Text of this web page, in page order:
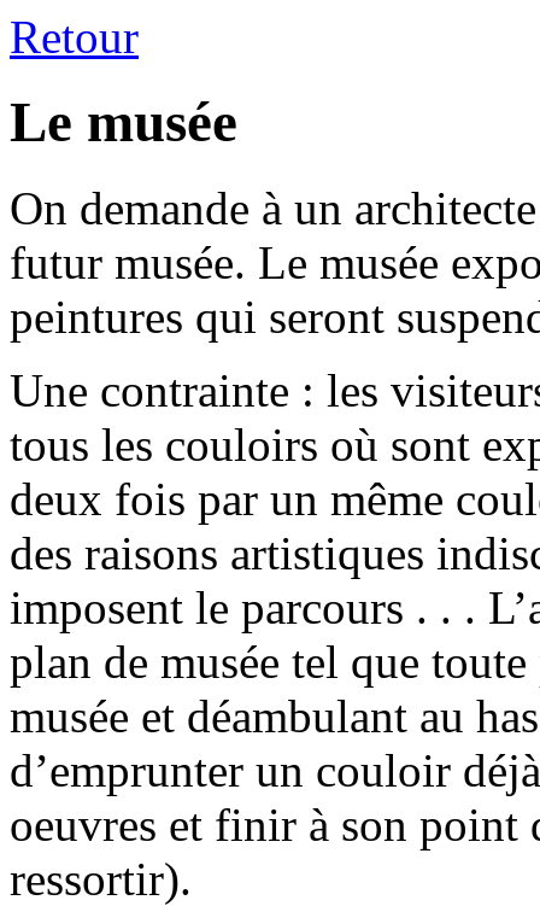
Retour
Le musée
On demande à un
futur musée. Le musée
peintures qui seront
Une contrainte : les
tous les couloirs où sont
deux fois par un même
des raisons artistiques
imposent le parcours . . .
plan de musée tel que
musée et déambulant au
d’emprunter un couloir
oeuvres et finir à son
ressortir).